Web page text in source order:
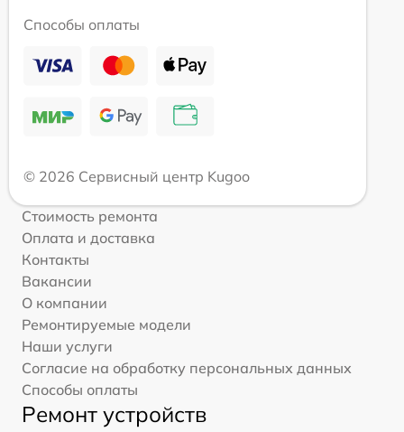
Способы оплаты
© 2026 Сервисный центр Kugoo
Стоимость ремонта
Оплата и доставка
Контакты
Вакансии
О компании
Ремонтируемые модели
Наши услуги
Согласие на обработку персональных данных
Способы оплаты
Ремонт устройств